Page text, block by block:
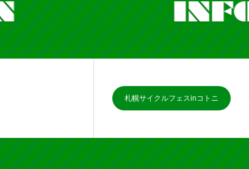
札幌サイクルフェスinコトニ